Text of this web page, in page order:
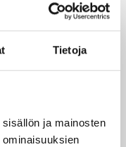
Tietoja
ja mainosten